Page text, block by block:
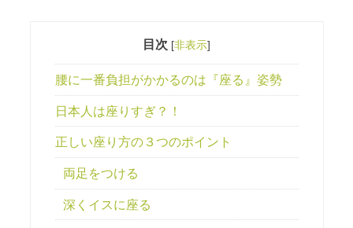
目次 [非表示]
腰に一番負担がかかるのは『座る』姿勢
日本人は座りすぎ？！
正しい座り方の３つのポイント
両足をつける
深くイスに座る